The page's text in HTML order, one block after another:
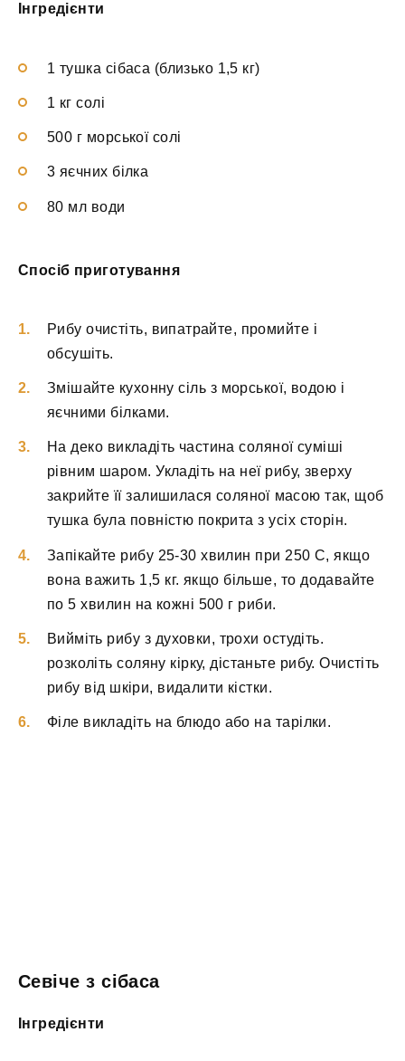
Інгредієнти
1 тушка сібаса (близько 1,5 кг)
1 кг солі
500 г морської солі
3 яєчних білка
80 мл води
Спосіб приготування
Рибу очистіть, випатрайте, промийте і
обсушіть.
Змішайте кухонну сіль з морської, водою і
яєчними білками.
На деко викладіть частина соляної суміші
рівним шаром. Укладіть на неї рибу, зверху
закрийте її залишилася соляної масою так, щоб
тушка була повністю покрита з усіх сторін.
Запікайте рибу 25-30 хвилин при 250 С, якщо
вона важить 1,5 кг. якщо більше, то додавайте
по 5 хвилин на кожні 500 г риби.
Вийміть рибу з духовки, трохи остудіть.
розколіть соляну кірку, дістаньте рибу. Очистіть
рибу від шкіри, видалити кістки.
Філе викладіть на блюдо або на тарілки.
Севіче з сібаса
Інгредієнти